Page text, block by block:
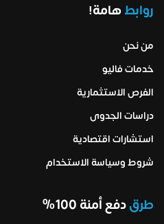
روابطهامة!
من نحن
خدمات فاليو
الفرص الاستثمارية
دراسات الجدوى
استشارات اقتصادية
شروط وسياسة الاستخدام
طرقدفع أمنة 100%